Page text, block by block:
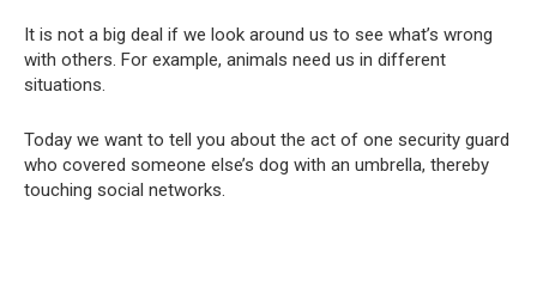
It is not a big deal if we look around us to see what’s wrong
with others. For example, animals need us in different
situations.
Today we want to tell you about the act of one security guard
who covered someone else’s dog with an umbrella, thereby
touching social networks.